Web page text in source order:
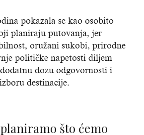
pokazala se kao osobito
planiraju putovanja, jer
oružani sukobi, prirodne
političke napetosti diljem
dozu odgovornosti i
destinacije.